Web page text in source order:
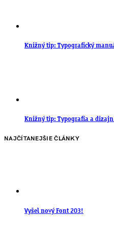
Knižný tip: Typografický
Knižný tip: Typografia a
NAJČÍTANEJŠIE ČLÁNKY
Vyšel nový Font 203!